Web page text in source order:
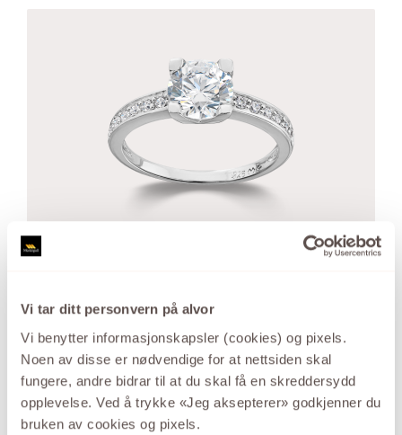
Vi tar ditt personvern på alvor
Vi benytter informasjonskapsler (cookies) og pixels.
Noen av disse er nødvendige for at nettsiden skal
fungere, andre bidrar til at du skal få en skreddersydd
opplevelse. Ved å trykke «Jeg aksepterer» godkjenner du
bruken av cookies og pixels.
gode prisene.
SE UTVALGET HER